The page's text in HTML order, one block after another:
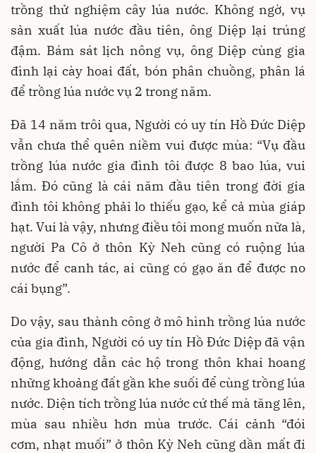
trồng thử nghiệm cây lúa nước. Không ngờ, vụ
sản xuất lúa nước đầu tiên, ông Diệp lại trúng
đậm. Bám sát lịch nông vụ, ông Diệp cùng gia
đình lại cày hoai đất, bón phân chuồng, phân lá
để trồng lúa nước vụ 2 trong năm.
Đã 14 năm trôi qua, Người có uy tín Hồ Đức Diệp
vẫn chưa thể quên niềm vui được mùa: “Vụ đầu
trồng lúa nước gia đình tôi được 8 bao lúa, vui
lắm. Đó cũng là cái năm đầu tiên trong đời gia
đình tôi không phải lo thiếu gạo, kể cả mùa giáp
hạt. Vui là vậy, nhưng điều tôi mong muốn nữa là,
người Pa Cô ở thôn Kỳ Neh cũng có ruộng lúa
nước để canh tác, ai cũng có gạo ăn để được no
cái bụng”.
Do vậy, sau thành công ở mô hình trồng lúa nước
của gia đình, Người có uy tín Hồ Đức Diệp đã vận
động, hướng dẫn các hộ trong thôn khai hoang
những khoảng đất gần khe suối để cùng trồng lúa
nước. Diện tích trồng lúa nước cứ thế mà tăng lên,
mùa sau nhiều hơn mùa trước. Cái cảnh “đói
cơm, nhạt muối” ở thôn Kỳ Neh cũng dần mất đi